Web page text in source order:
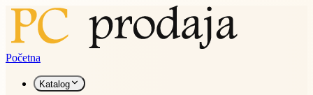
Početna
Katalog